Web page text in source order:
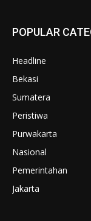
POPULAR
Headline
Bekasi
Sumatera
Peristiwa
Purwakarta
Nasional
Pemerintahan
Jakarta